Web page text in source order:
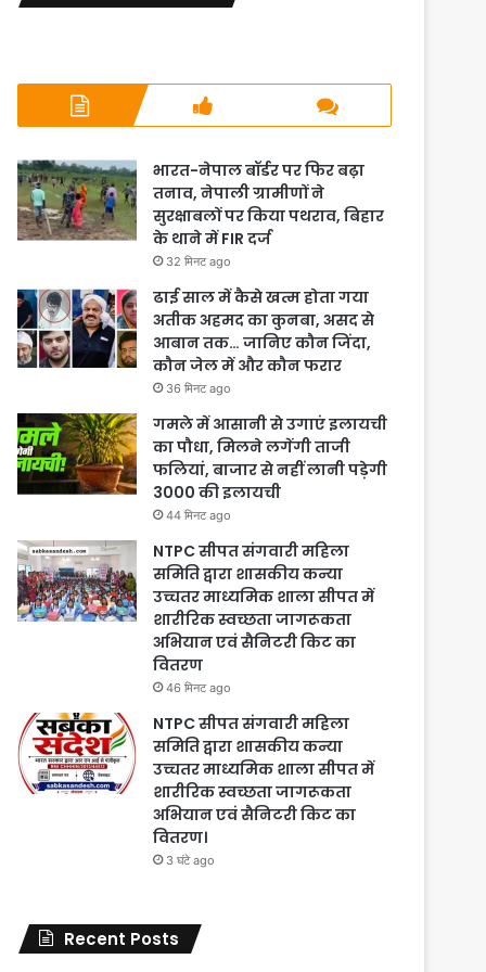
भारत-नेपाल बॉर्डर पर फिर बढ़ा
तनाव, नेपाली ग्रामीणों ने
सुरक्षाबलों पर किया पथराव, बिहार
के थाने में FIR दर्ज
32 मिनट ago
ढाई साल में कैसे खत्म होता गया
अतीक अहमद का कुनबा, असद से
आबान तक… जानिए कौन जिंदा,
कौन जेल में और कौन फरार
36 मिनट ago
गमले में आसानी से उगाएं इलायची
का पौधा, मिलने लगेंगी ताजी
फलियां, बाजार से नहीं लानी पड़ेगी
3000 की इलायची
44 मिनट ago
NTPC सीपत संगवारी महिला
समिति द्वारा शासकीय कन्या
उच्चतर माध्यमिक शाला सीपत में
शारीरिक स्वच्छता जागरूकता
अभियान एवं सैनिटरी किट का
वितरण
46 मिनट ago
NTPC सीपत संगवारी महिला
समिति द्वारा शासकीय कन्या
उच्चतर माध्यमिक शाला सीपत में
शारीरिक स्वच्छता जागरूकता
अभियान एवं सैनिटरी किट का
वितरण।
3 घंटे ago
Recent Posts